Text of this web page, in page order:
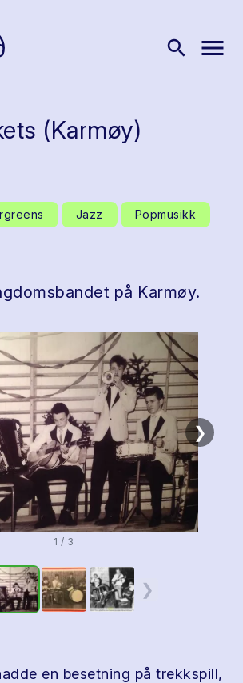
search menu
(Karmøy)
Jazz Popmusikk
på Karmøy.
❯
1 / 3
❯
en besetning på trekkspill,